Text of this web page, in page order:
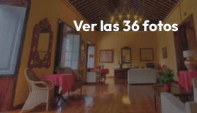
Ver las 36 fotos